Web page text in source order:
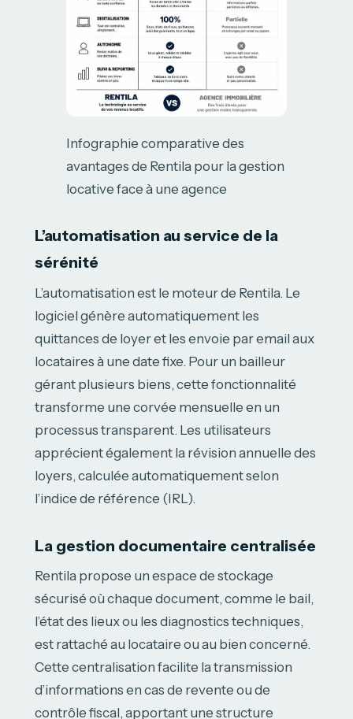
Infographie comparative des
avantages de Rentila pour la gestion
locative face à une agence
L’automatisation au service de la
sérénité
L’automatisation est le moteur de Rentila. Le
logiciel génère automatiquement les
quittances de loyer et les envoie par email aux
locataires à une date fixe. Pour un bailleur
gérant plusieurs biens, cette fonctionnalité
transforme une corvée mensuelle en un
processus transparent. Les utilisateurs
apprécient également la révision annuelle des
loyers, calculée automatiquement selon
l’indice de référence (IRL).
La gestion documentaire centralisée
Rentila propose un espace de stockage
sécurisé où chaque document, comme le bail,
l’état des lieux ou les diagnostics techniques,
est rattaché au locataire ou au bien concerné.
Cette centralisation facilite la transmission
d’informations en cas de revente ou de
contrôle fiscal, apportant une structure